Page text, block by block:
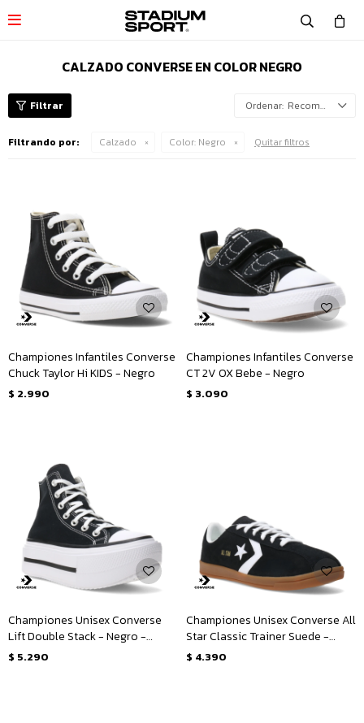

CALZADO CONVERSE EN COLOR NEGRO
Recomendados
Filtrando por: Calzado Color: Negro Quitar filtros
Championes Infantiles Converse
Chuck Taylor Hi KIDS - Negro
$ 2.990
Championes Infantiles Converse
CT 2V OX Bebe - Negro
$ 3.090
Championes Unisex Converse
Lift Double Stack - Negro -
Blanco
$ 5.290
Championes Unisex Converse All
Star Classic Trainer Suede -
Negro
$ 4.390